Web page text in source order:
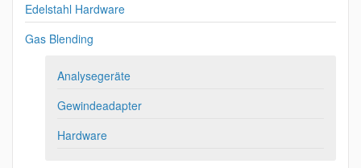
Edelstahl Hardware
Gas Blending
Analysegeräte
Gewindeadapter
Hardware